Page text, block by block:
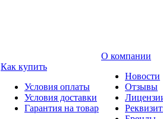
Как купить
Условия оплаты
Условия доставки
Гарантия на товар
О компании
Новости
Отзывы